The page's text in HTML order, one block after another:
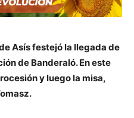
Asís festejó la llegada de
de Banderaló. En este
y luego la misa,